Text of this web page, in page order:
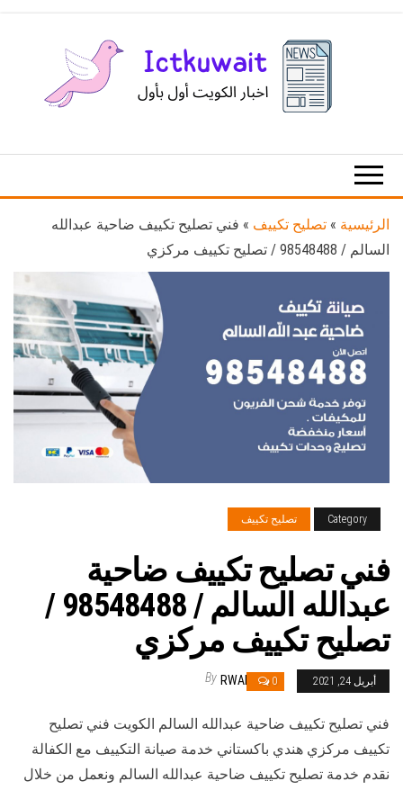
الكويت
الرئيسية » تصليح تكييف » فني تصليح تكييف ضاحية عبدالله
السالم / 98548488 / تصليح تكييف مركزي
Category تصليح تكييف
فني تصليح تكييف ضاحية
عبدالله السالم / 98548488 /
تصليح تكييف مركزي
أبريل 24, 2021 0
By RWAN
فني تصليح تكييف ضاحية عبدالله السالم الكويت فني تصليح
تكييف مركزي هندي باكستاني خدمة صيانة التكييف مع الكفالة
نقدم خدمة تصليح تكييف ضاحية عبدالله السالم ونعمل من خلال